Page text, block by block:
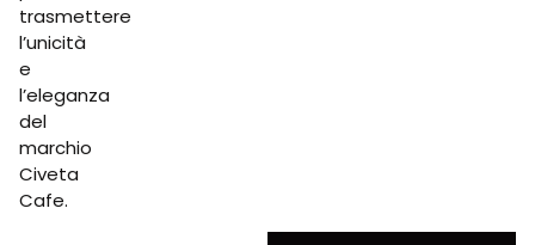
trasmettere
l’unicità
e
l’eleganza
del
marchio
Civeta
Cafe.